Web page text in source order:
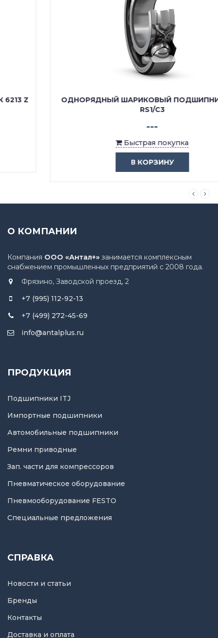
ОДНОРЯДНЫЙ ШАРИКОВЫЙ ПОДШИПНИК 6213
Быстрая покупка
О КОМПАНИИ
Компания ООО «Антал+» занимается комплексным
снабжением промышленных предприятий с 2008 года.
Фрязино, Заводской проезд, 2
+7 (995) 112-92-13
+7 (499) 272-45-69
info@antalplus.ru
ПРОДУКЦИЯ
Подшипники ITJ
Импортные подшипники
Автомобильные подшипники
Ремни приводные
Зап. части для компрессоров
Пневматическое оборудование
Пневмооборудование FESTO
Специальные предложения
СПРАВКА
Новости и статьи
Бренды
Контакты
Доставка и оплата